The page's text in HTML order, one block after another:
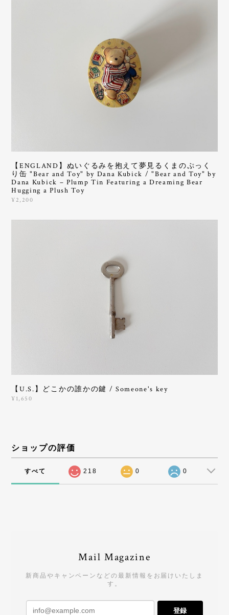
【ENGLAND】ぬいぐるみを抱えて夢見るくまのぷっく
り缶 "Bear and Toy" by Dana Kubick / "Bear and Toy" by
Dana Kubick – Plump Tin Featuring a Dreaming Bear
Hugging a Plush Toy
¥2,200
【U.S.】どこかの誰かの鍵 / Someone's key
¥1,650
ショップの評価
すべて 218 0 0
Mail Magazine
新商品やキャンペーンなどの最新情報をお届けいたしま
す。
登録